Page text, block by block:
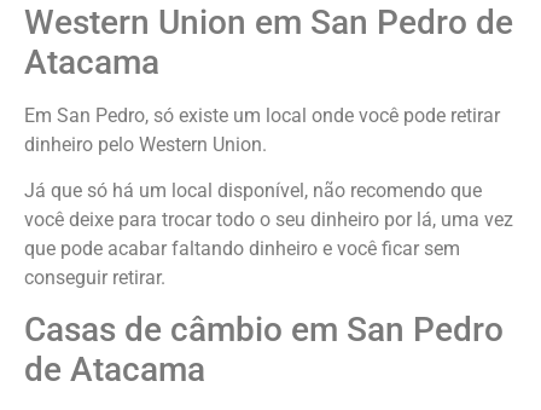
Western Union em San Pedro de
Atacama
Em San Pedro, só existe um local onde você pode retirar
dinheiro pelo Western Union.
Já que só há um local disponível, não recomendo que
você deixe para trocar todo o seu dinheiro por lá, uma vez
que pode acabar faltando dinheiro e você ficar sem
conseguir retirar.
Casas de câmbio em San Pedro
de Atacama